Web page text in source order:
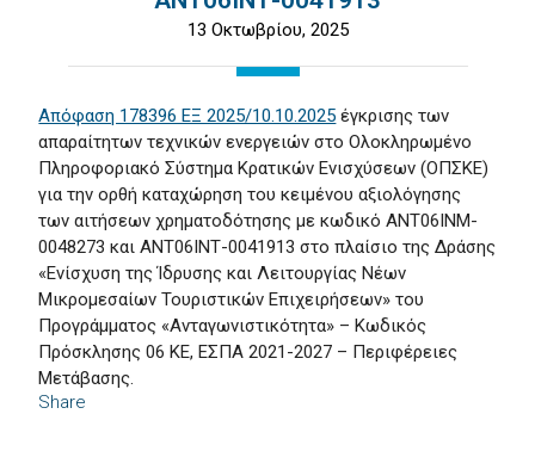
13 Οκτωβρίου, 2025
Share
Απόφαση 178396 ΕΞ 2025/10.10.2025 έγκρισης των
απαραίτητων τεχνικών ενεργειών στο Ολοκληρωμένο
Πληροφοριακό Σύστημα Κρατικών Ενισχύσεων (ΟΠΣΚΕ)
για την ορθή καταχώρηση του κειμένου αξιολόγησης
των αιτήσεων χρηματοδότησης με κωδικό ANT06INM-
0048273 και ΑΝΤ06ΙΝΤ-0041913 στο πλαίσιο της Δράσης
«Ενίσχυση της Ίδρυσης και Λειτουργίας Νέων
Μικρομεσαίων Τουριστικών Επιχειρήσεων» του
Προγράμματος «Ανταγωνιστικότητα» – Κωδικός
Πρόσκλησης 06 ΚΕ, ΕΣΠΑ 2021-2027 – Περιφέρειες
Μετάβασης.